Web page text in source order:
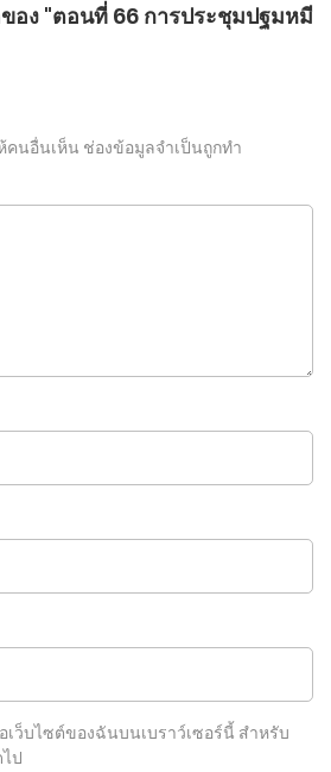
อง "ตอนที่ 66 การประชุมปฐมหมี
คนอื่นเห็น ช่องข้อมูลจำเป็นถูกทำ
ว็บไซต์ของฉันบนเบราว์เซอร์นี้ สำหรับ
ป